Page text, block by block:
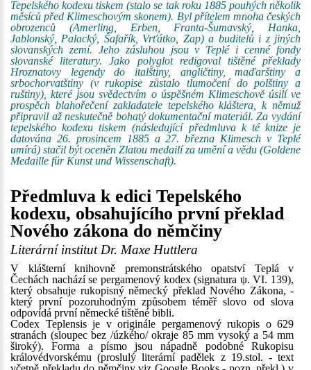
Tepelského kodexu tiskem (stalo se tak roku 1885 pouhých několik
měsíců před Klimeschovým skonem). Byl přítelem mnoha českých
obrozenců (Amerling, Erben, Franta-Šumavský, Hanka,
Jablonský, Palacký, Šafařík, Vrťátko, Zap) a buditelů i z jiných
slovanských zemí. Jeho zásluhou jsou v Teplé i cenné fondy
slovanské literatury. Jako polyglot redigoval tištěné překlady
Hroznatovy legendy do italštiny, angličtiny, maďarštiny a
srbochorvatštiny (v rukopise zůstalo tlumočení do polštiny a
ruštiny), které jsou svědectvím o úspěšném Klimeschově úsilí ve
prospěch blahořečení zakladatele tepelského kláštera, k němuž
připravil až neskutečně bohatý dokumentační materiál. Za vydání
tepelského kodexu tiskem (následující předmluva k té knize je
datována 26. prosincem 1885 a 27. března Klimesch v Teplé
umírá) stačil být oceněn Zlatou medailí za umění a vědu (Goldene
Medaille für Kunst und Wissenschaft).
Předmluva k edici Tepelského
kodexu, obsahujícího první překlad
Nového zákona do němčiny
Literární institut Dr. Maxe Huttlera
V klášterní knihovně premonstrátského opatství Teplá v
Čechách nachází se pergamenový kodex (signatura ψ. VI. 139),
který obsahuje rukopisný německý překlad Nového Zákona, -
který první pozoruhodným způsobem téměř slovo od slova
odpovídá první německé tištěné bibli.
Codex Teplensis je v originále pergamenový rukopis o 629
stranách (sloupec bez /úzkého/ okraje 85 mm vysoký a 54 mm
široký). Forma a písmo jsou nápadně podobné Rukopisu
královédvorskému (proslulý literární padělek z 19.stol. - text